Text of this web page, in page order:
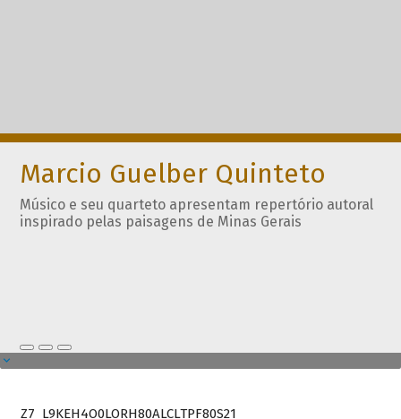
Marcio Guelber Quinteto
Músico e seu quarteto apresentam repertório autoral
inspirado pelas paisagens de Minas Gerais
Z7_L9KEH4O0LORH80ALCLTPF80S21